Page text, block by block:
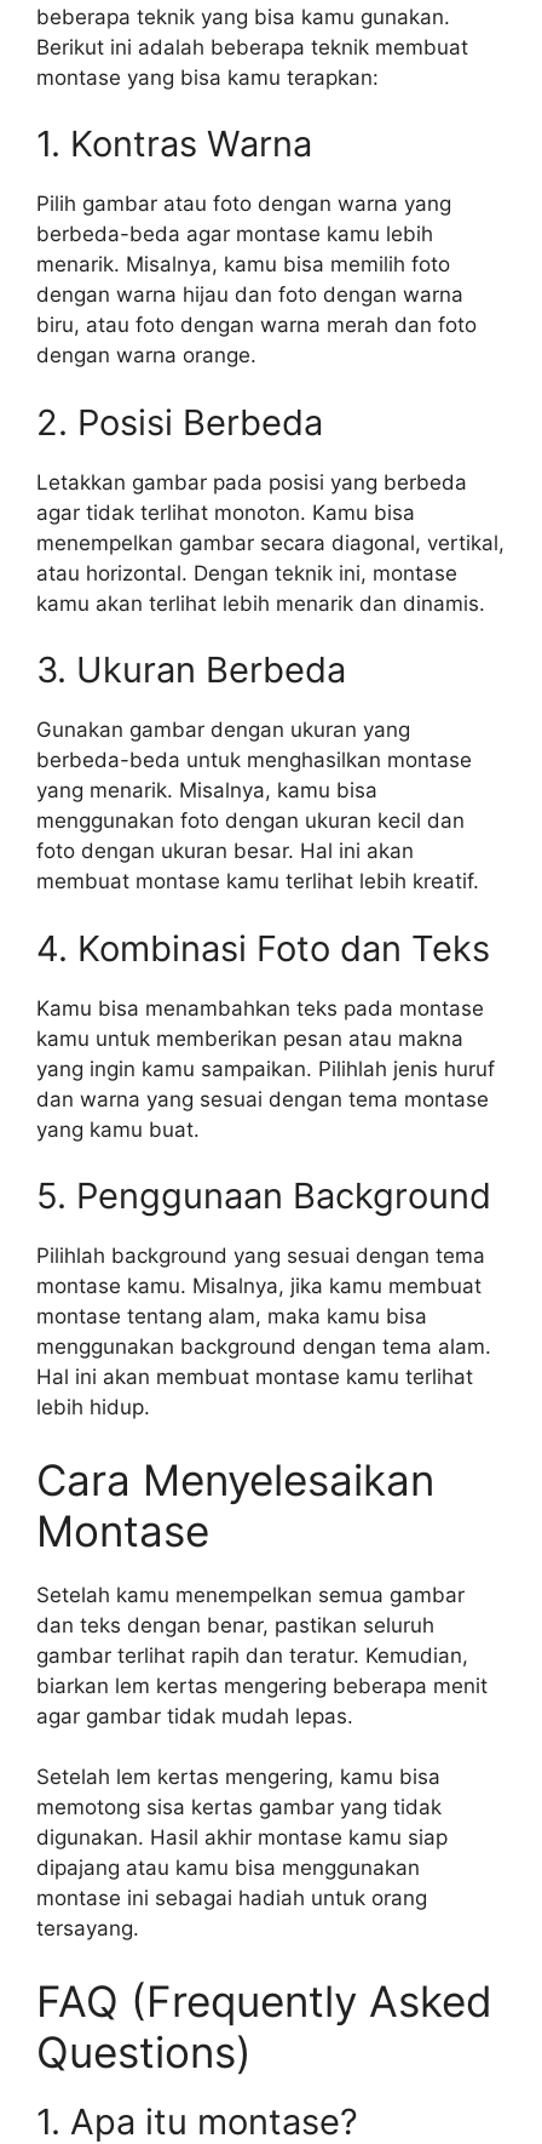
beberapa teknik yang bisa kamu gunakan.
Berikut ini adalah beberapa teknik membuat
montase yang bisa kamu terapkan:
1. Kontras Warna
Pilih gambar atau foto dengan warna yang
berbeda-beda agar montase kamu lebih
menarik. Misalnya, kamu bisa memilih foto
dengan warna hijau dan foto dengan warna
biru, atau foto dengan warna merah dan foto
dengan warna orange.
2. Posisi Berbeda
Letakkan gambar pada posisi yang berbeda
agar tidak terlihat monoton. Kamu bisa
menempelkan gambar secara diagonal, vertikal,
atau horizontal. Dengan teknik ini, montase
kamu akan terlihat lebih menarik dan dinamis.
3. Ukuran Berbeda
Gunakan gambar dengan ukuran yang
berbeda-beda untuk menghasilkan montase
yang menarik. Misalnya, kamu bisa
menggunakan foto dengan ukuran kecil dan
foto dengan ukuran besar. Hal ini akan
membuat montase kamu terlihat lebih kreatif.
4. Kombinasi Foto dan Teks
Kamu bisa menambahkan teks pada montase
kamu untuk memberikan pesan atau makna
yang ingin kamu sampaikan. Pilihlah jenis huruf
dan warna yang sesuai dengan tema montase
yang kamu buat.
5. Penggunaan Background
Pilihlah background yang sesuai dengan tema
montase kamu. Misalnya, jika kamu membuat
montase tentang alam, maka kamu bisa
menggunakan background dengan tema alam.
Hal ini akan membuat montase kamu terlihat
lebih hidup.
Cara Menyelesaikan
Montase
Setelah kamu menempelkan semua gambar
dan teks dengan benar, pastikan seluruh
gambar terlihat rapih dan teratur. Kemudian,
biarkan lem kertas mengering beberapa menit
agar gambar tidak mudah lepas.
Setelah lem kertas mengering, kamu bisa
memotong sisa kertas gambar yang tidak
digunakan. Hasil akhir montase kamu siap
dipajang atau kamu bisa menggunakan
montase ini sebagai hadiah untuk orang
tersayang.
FAQ (Frequently Asked
Questions)
1. Apa itu montase?